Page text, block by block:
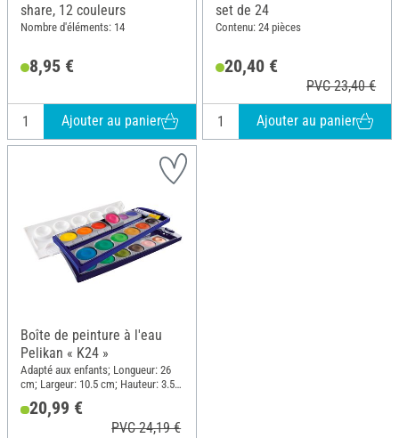
share, 12 couleurs
Nombre d'éléments: 14
8,95 €
Ajouter au panier
set de 24
Contenu: 24 pièces
20,40 €
PVC 23,40 €
Ajouter au panier
Boîte de peinture à l'eau
Pelikan « K24 »
Adapté aux enfants; Longueur: 26
cm; Largeur: 10.5 cm; Hauteur: 3.5
cm
20,99 €
PVC 24,19 €